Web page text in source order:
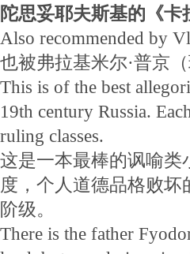
陀思妥耶夫斯基的《
Also recommended by
也被弗拉基米尔·普京
This is of the best
19th century Russia.
ruling classes.
这是一本最棒的讽喻类
度，个人道德品格败
阶级。
There is the father